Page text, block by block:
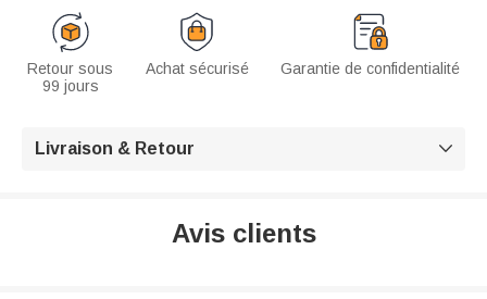
Retour sous
99 jours
Achat sécurisé Garantie de confidentialité
Livraison & Retour 
Avis clients